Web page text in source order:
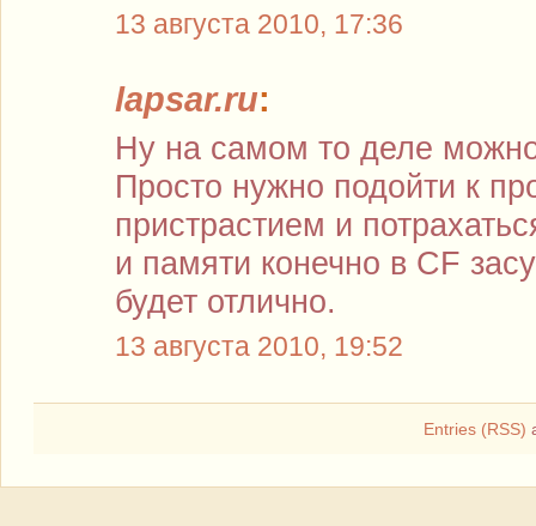
13 августа 2010, 17:36
lapsar.ru:
Ну на самом то деле
Просто нужно подойти к
пристрастием и
и памяти конечно в CF
будет отлично.
13 августа 2010, 19:52
Entries (RSS)